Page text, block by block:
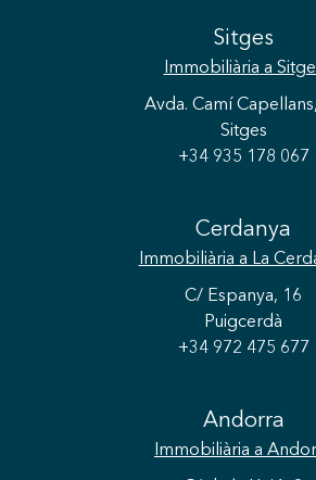
Sitges
Immobiliària a
Avda. Camí
Sitges
+34 935 178 067
Cerdanya
Immobiliària a La
C/ Espanya, 16
Puigcerdà
+34 972 475 677
Andorra
Immobiliària a